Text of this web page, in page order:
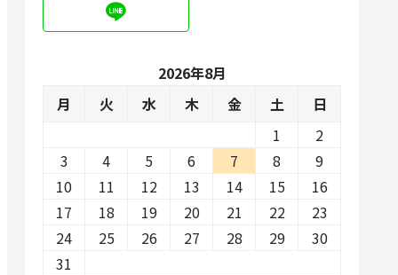
2026年8月
月
火 水 木 金 土
日
1
2
3
4 5 6 7 8
9
10
11 12 13 14 15
16
17
18 19 20 21 22
23
24
25 26 27 28 29
30
31